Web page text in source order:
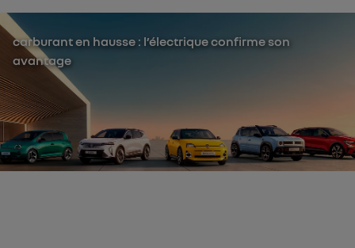
carburant en hausse : l’électrique confirme son
avantage